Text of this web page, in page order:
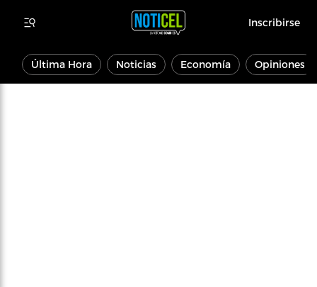
Inscribirse
Última Hora Noticias Economía Opiniones